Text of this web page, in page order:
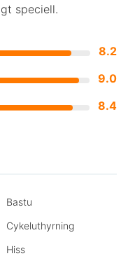
8.2
9.0
8.4
speciell.
Bastu
Cykeluthyrning
Hiss